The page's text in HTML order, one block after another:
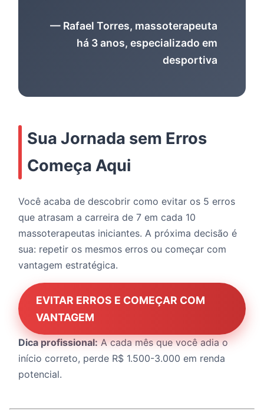
— Rafael Torres, massoterapeuta
há 3 anos, especializado em
desportiva
Sua Jornada sem Erros
Começa Aqui
Você acaba de descobrir como evitar os 5 erros
que atrasam a carreira de 7 em cada 10
massoterapeutas iniciantes. A próxima decisão é
sua: repetir os mesmos erros ou começar com
vantagem estratégica.
EVITAR ERROS E COMEÇAR COM
VANTAGEM
Dica profissional:A cada mês que você adia o
início correto, perde R$ 1.500-3.000 em renda
potencial.